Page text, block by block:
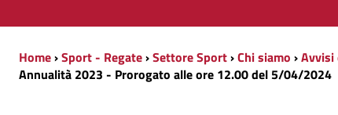
Home›Sport - Regate›Settore Sport›Chi siamo ›Avvisi
Annualità 2023 - Prorogato alle ore 12.00 del 5/04/2024